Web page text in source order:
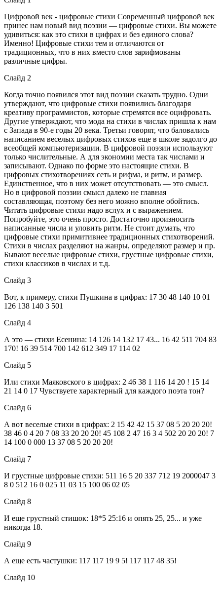
Цифровой век - цифровые стихи Современный цифровой век
принес нам новый вид поэзии — цифровые стихи. Вы можете
удивиться: как это стихи в цифрах и без единого слова?
Именно! Цифровые стихи тем и отличаются от
традиционных, что в них вместо слов зарифмованы
различные цифры.
Слайд 2
Когда точно появился этот вид поэзии сказать трудно. Одни
утверждают, что цифровые стихи появились благодаря
креативу программистов, которые стремятся все оцифровать.
Другие утверждают, что мода на стихи в числах пришла к нам
с Запада в 90-е годы 20 века. Третьи говорят, что баловались
написанием веселых цифровых стихов еще в школе задолго до
всеобщей компьютеризации. В цифровой поэзии используют
только числительные. А для экономии места так числами и
записывают. Однако по форме это настоящие стихи. В
цифровых стихотворениях сеть и рифма, и ритм, и размер.
Единственное, что в них может отсутствовать — это смысл.
Но в цифровой поэзии смысл далеко не главная
составляющая, поэтому без него можно вполне обойтись.
Читать цифровые стихи надо вслух и с выражением.
Попробуйте, это очень просто. Достаточно произносить
написанные числа и уловить ритм. Не стоит думать, что
цифровые стихи примитивнее традиционных стихотворений.
Стихи в числах разделяют на жанры, определяют размер и пр.
Бывают веселые цифровые стихи, грустные цифровые стихи,
стихи классиков в числах и т.д.
Слайд 3
Вот, к примеру, стихи Пушкина в цифрах: 17 30 48 140 10 01
126 138 140 3 501
Слайд 4
А это — стихи Есенина: 14 126 14 132 17 43... 16 42 511 704 83
170! 16 39 514 700 142 612 349 17 114 02
Слайд 5
Или стихи Маяковского в цифрах: 2 46 38 1 116 14 20 ! 15 14
21 14 0 17 Чувствуете характерный для каждого поэта тон?
Слайд 6
А вот веселые стихи в цифрах: 2 15 42 42 15 37 08 5 20 20 20!
38 46 0 4 20 7 08 33 20 20 20! 45 108 2 47 16 3 4 502 20 20 20! 7
14 100 0 000 13 37 08 5 20 20 20!
Слайд 7
И грустные цифровые стихи: 511 16 5 20 337 712 19 2000047 3
8 0 512 16 0 025 11 03 15 100 06 02 05
Слайд 8
И еще грустный стишок: 18*5 25:16 и опять 25, 25... и уже
никогда 18.
Слайд 9
А еще есть частушки: 117 117 19 9 5! 117 117 48 35!
Слайд 10